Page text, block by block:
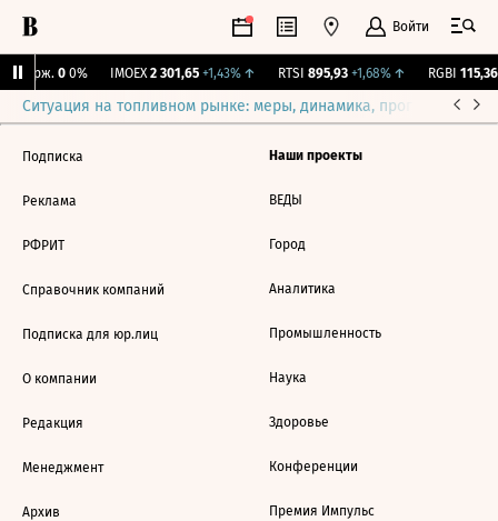
Войти
Бирж. 0 0% IMOEX 2 301,65 +1,43%↑ RTSI 895,93 +1,68%↑ RGBI 115,36
Ситуация на топливном рынке: меры, динамика, прогнозы
Подписка
Реклама
РФРИТ
Справочник компаний
Подписка для юр.лиц
О компании
Редакция
Менеджмент
Архив
Наши проекты
ВЕДЫ
Город
Аналитика
Промышленность
Наука
Здоровье
Конференции
Премия Импульс